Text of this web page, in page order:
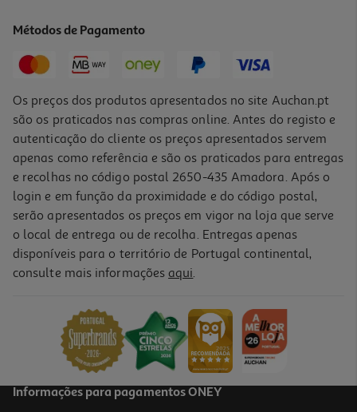
Bolacha Waffer Auchan Recheio De Framboesa 4 Saquetas 160g
Métodos de Pagamento
Os preços dos produtos apresentados no site Auchan.pt
são os praticados nas compras online. Antes do registo e
autenticação do cliente os preços apresentados servem
apenas como referência e são os praticados para entregas
e recolhas no código postal 2650-435 Amadora. Após o
login e em função da proximidade e do código postal,
serão apresentados os preços em vigor na loja que serve
o local de entrega ou de recolha. Entregas apenas
disponíveis para o território de Portugal continental,
consulte mais informações aqui.
Informações para pagamentos ONEY